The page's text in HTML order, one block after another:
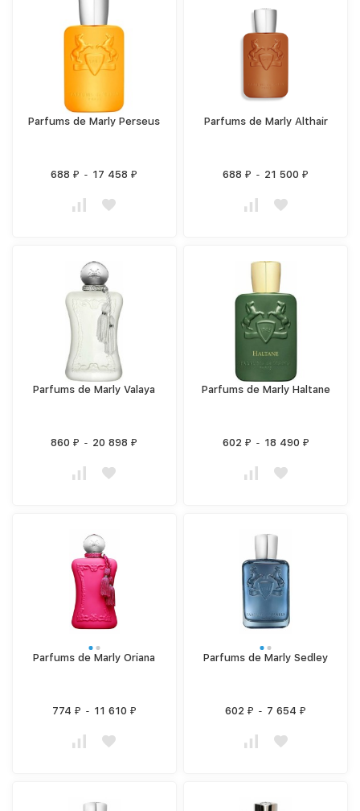
Parfums de Marly Perseus
688₽ - 17 458₽
Parfums de Marly Althair
688₽ - 21 500₽
Parfums de Marly Valaya
860₽ - 20 898₽
Parfums de Marly Haltane
602 ₽ - 18 490 ₽
Parfums de Marly Oriana
774 ₽ - 11 610 ₽
Parfums de Marly Sedley
602₽ - 7 654₽